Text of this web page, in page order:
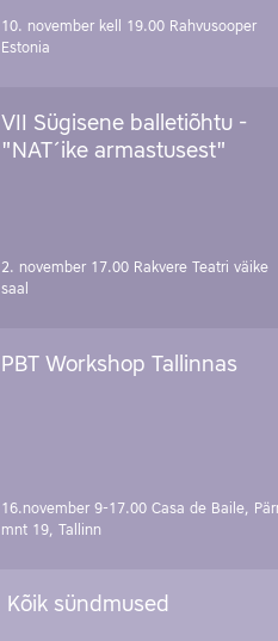
10. november kell 19.00 Rahvusooper
Estonia
VII Sügisene balletiõhtu -
"NAT´ike armastusest"
2. november 17.00 Rakvere Teatri väike
saal
PBT Workshop Tallinnas
16.november 9-17.00 Casa de Baile,
mnt 19, Tallinn
Kõik sündmused